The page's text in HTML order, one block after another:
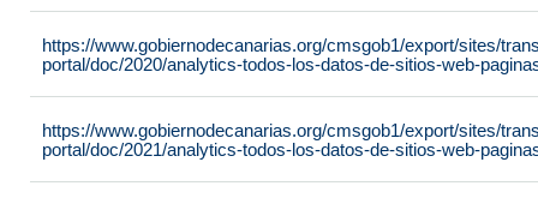
https://www.gobiernodecanarias.org/cmsgob1/export/sites/
portal/doc/2020/analytics-todos-los-datos-de-sitios-web-
https://www.gobiernodecanarias.org/cmsgob1/export/sites/
portal/doc/2021/analytics-todos-los-datos-de-sitios-web-